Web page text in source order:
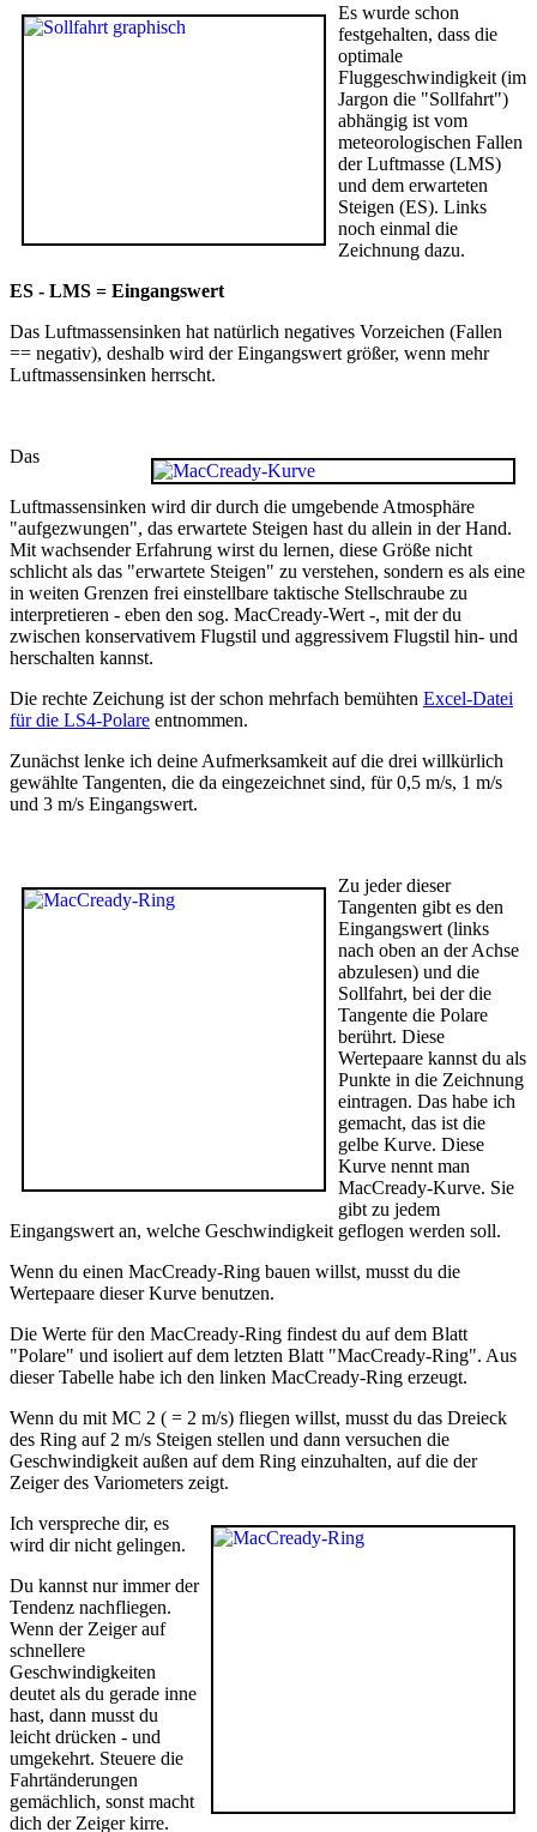
Es wurde schon
festgehalten, dass die
optimale
Fluggeschwindigkeit (im
Jargon die "Sollfahrt")
abhängig ist vom
meteorologischen Fallen
der Luftmasse (LMS)
und dem erwarteten
Steigen (ES). Links
noch einmal die
Zeichnung dazu.
ES - LMS = Eingangswert
Das Luftmassensinken hat natürlich negatives Vorzeichen (Fallen
== negativ), deshalb wird der Eingangswert größer, wenn mehr
Luftmassensinken herrscht.
Das
Luftmassensinken wird dir durch die umgebende Atmosphäre
"aufgezwungen", das erwartete Steigen hast du allein in der Hand.
Mit wachsender Erfahrung wirst du lernen, diese Größe nicht
schlicht als das "erwartete Steigen" zu verstehen, sondern es als eine
in weiten Grenzen frei einstellbare taktische Stellschraube zu
interpretieren - eben den sog. MacCready-Wert -, mit der du
zwischen konservativem Flugstil und aggressivem Flugstil hin- und
herschalten kannst.
Die rechte Zeichung ist der schon mehrfach bemühten Excel-Datei
für die LS4-Polare entnommen.
Zunächst lenke ich deine Aufmerksamkeit auf die drei willkürlich
gewählte Tangenten, die da eingezeichnet sind, für 0,5 m/s, 1 m/s
und 3 m/s Eingangswert.
Zu jeder dieser
Tangenten gibt es den
Eingangswert (links
nach oben an der Achse
abzulesen) und die
Sollfahrt, bei der die
Tangente die Polare
berührt. Diese
Wertepaare kannst du als
Punkte in die Zeichnung
eintragen. Das habe ich
gemacht, das ist die
gelbe Kurve. Diese
Kurve nennt man
MacCready-Kurve. Sie
gibt zu jedem
Eingangswert an, welche Geschwindigkeit geflogen werden soll.
Wenn du einen MacCready-Ring bauen willst, musst du die
Wertepaare dieser Kurve benutzen.
Die Werte für den MacCready-Ring findest du auf dem Blatt
"Polare" und isoliert auf dem letzten Blatt "MacCready-Ring". Aus
dieser Tabelle habe ich den linken MacCready-Ring erzeugt.
Wenn du mit MC 2 ( = 2 m/s) fliegen willst, musst du das Dreieck
des Ring auf 2 m/s Steigen stellen und dann versuchen die
Geschwindigkeit außen auf dem Ring einzuhalten, auf die der
Zeiger des Variometers zeigt.
Ich verspreche dir, es
wird dir nicht gelingen.
Du kannst nur immer der
Tendenz nachfliegen.
Wenn der Zeiger auf
schnellere
Geschwindigkeiten
deutet als du gerade inne
hast, dann musst du
leicht drücken - und
umgekehrt. Steuere die
Fahrtänderungen
gemächlich, sonst macht
dich der Zeiger kirre.